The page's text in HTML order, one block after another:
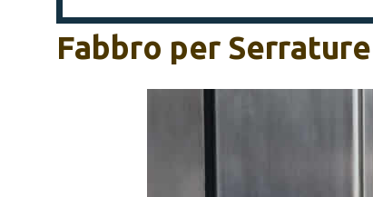
Fabbro per Serrature